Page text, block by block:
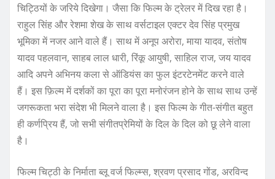
चिट्ठियों के जरिये दिखेगा। जैसा कि फिल्म के ट्रेलर में दिख रहा है।
राहुल सिंह और रेशमा शेख के साथ वर्सटाइल एक्टर देव सिंह प्रमुख
भूमिका में नजर आने वाले हैं। साथ में अनूप अरोरा, माया यादव, संतोष
यादव पहलवान, साहब लाल धारी, रिंकू आयुषी, साहिल राज, जय यादव
आदि अपने अभिनय कला से ऑडियंस का फुल इंटरटेनमेंट करने वाले
हैं। इस फ़िल्म में दर्शकों का पूरा का पूरा मनोरंजन होने के साथ साथ उन्हें
जगरूकता भरा संदेश भी मिलने वाला है। इस फिल्म के गीत-संगीत बहुत
ही कर्णप्रिय हैं, जो सभी संगीतप्रेमियों के दिल के दिल को छू लेने वाला
है।
फिल्म चिट्ठी के निर्माता ब्लू वर्ज फिल्म्स, श्रवण प्रसाद गोंड, अरविन्द